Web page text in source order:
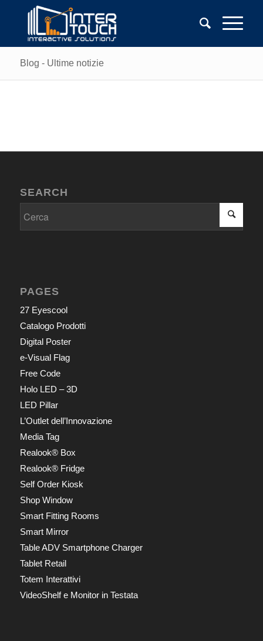
Blog - Ultime notizie
SEARCH
PAGES
27 Eyescool
Catalogo Prodotti
Digital Poster
e-Visual Flag
Free Code
Holo LED – 3D
LED Pillar
L’Outlet dell’Innovazione
Media Tag
Realook® Box
Realook® Fridge
Self Order Kiosk
Shop Window
Smart Fitting Rooms
Smart Mirror
Table ADV Smartphone Charger
Tablet Retail
Totem Interattivi
VideoShelf e Monitor in Testata